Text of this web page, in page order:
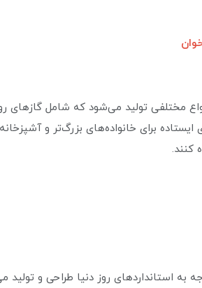
مختلفی تولید می‌شود که شامل
ایستاده برای خانواده‌های بزرگ‌تر و
کنند.
به استانداردهای روز دنیا طراحی و